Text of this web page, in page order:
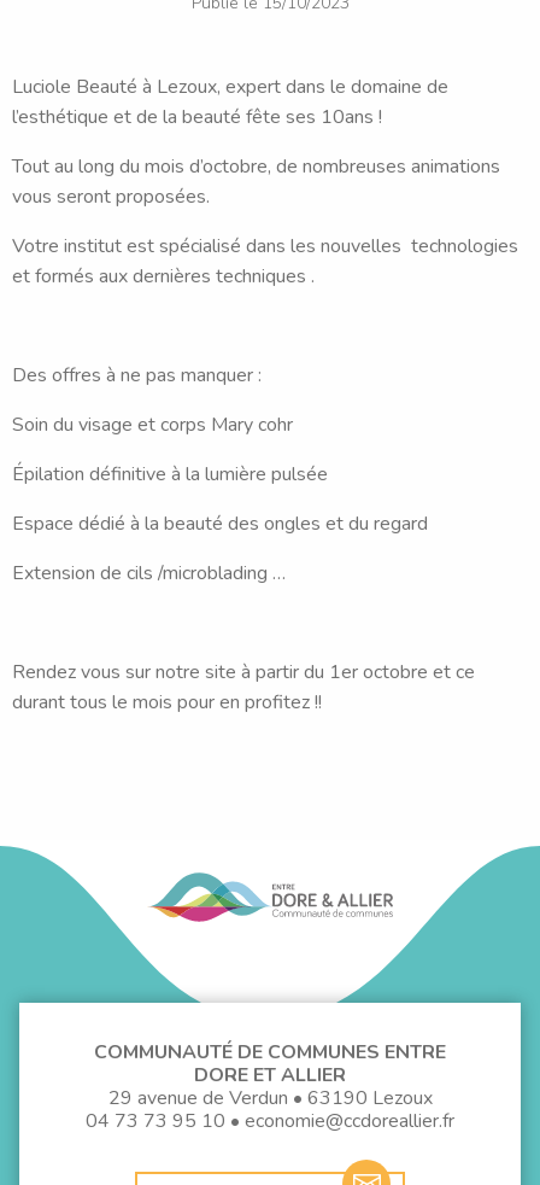
Luciole Beauté à Lezoux, expert dans le domaine de
l’esthétique et de la beauté fête ses 10ans !
Tout au long du mois d’octobre, de nombreuses animations
vous seront proposées.
Votre institut est spécialisé dans les nouvelles technologies
et formés aux dernières techniques .
Des offres à ne pas manquer :
Soin du visage et corps Mary cohr
Épilation définitive à la lumière pulsée
Espace dédié à la beauté des ongles et du regard
Extension de cils /microblading …
Rendez vous sur notre site à partir du 1er octobre et ce
durant tous le mois pour en profitez !!
COMMUNAUTÉ DE COMMUNES ENTRE
DORE ET ALLIER
29 avenue de Verdun • 63190 Lezoux
04 73 73 95 10 • economie@ccdoreallier.fr